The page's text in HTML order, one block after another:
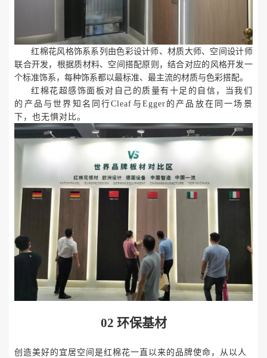
红棉花风格饰系系列由色彩设计师、材质大师、空间设计师
联合开发，根据质材料、空间搭配原则，结合对应的风格开发一
个标准饰系，每种饰系都以最标准、最主流的材质与色彩搭配。
红棉花超感饰面板对自己的质量有十足的自信，当我们
的产品与世界知名同行Cleaf与Egger的产品放在同一场景
下，也无惧对比。
02 环保基材
创造美好的宜居空间是红棉花一直以来的品牌使命，从以人